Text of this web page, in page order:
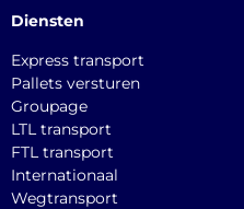
Diensten
Express transport
Pallets versturen
Groupage
LTL transport
FTL transport
Internationaal
Wegtransport